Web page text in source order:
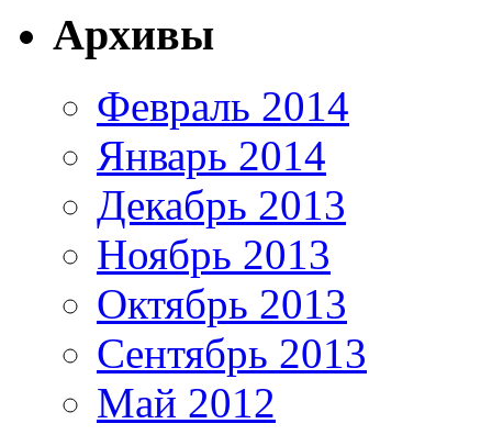
Архивы
Февраль 2014
Январь 2014
Декабрь 2013
Ноябрь 2013
Октябрь 2013
Сентябрь 2013
Май 2012